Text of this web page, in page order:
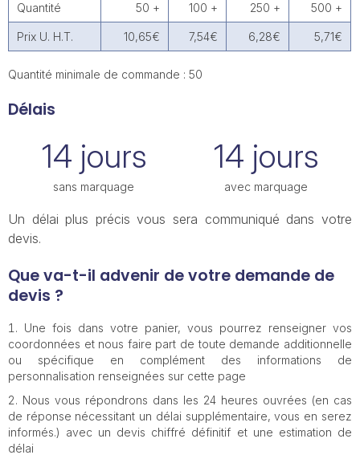
Quantité 50 + 100 + 250 + 500 +
Prix U. H.T. 10,65€ 7,54€ 6,28€ 5,71€
Quantité minimale de commande : 50
Délais
14 jours
sans marquage
14 jours
avec marquage
Un délai plus précis vous sera communiqué dans votre
devis.
Que va-t-il advenir de votre demande de
devis ?
Une fois dans votre panier, vous pourrez renseigner vos
coordonnées et nous faire part de toute demande additionnelle
ou spécifique en complément des informations de
personnalisation renseignées sur cette page
Nous vous répondrons dans les 24 heures ouvrées (en cas
de réponse nécessitant un délai supplémentaire, vous en serez
informés.) avec un devis chiffré définitif et une estimation de
délai